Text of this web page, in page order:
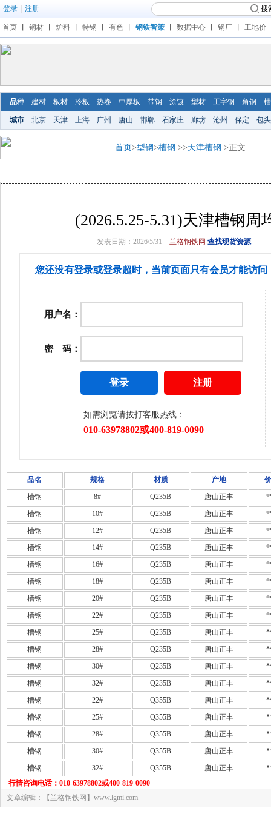
登录 注册 搜
首页 钢材 炉料 特钢 有色 钢铁智策 数据中心 钢厂 工地价
品种 建材 板材 冷板 热卷 中厚板 带钢 涂镀 型材 工字钢 角钢
城市 北京 天津 上海 广州 唐山 邯郸 石家庄 廊坊 沧州 保定 包头
首页>型钢>槽钢 >>天津槽钢 >正文
(2026.5.25-5.31)天津槽钢周
发表日期：2026/5/31 兰格钢铁网 查找现货资源
品名 规格 材质 产地
槽钢
8# Q235B 唐山正丰
槽钢
10# Q235B 唐山正丰
槽钢
12# Q235B 唐山正丰
槽钢
14# Q235B 唐山正丰
槽钢
16# Q235B 唐山正丰
槽钢
18# Q235B 唐山正丰
槽钢
20# Q235B 唐山正丰
槽钢
22# Q235B 唐山正丰
槽钢
25# Q235B 唐山正丰
槽钢
28# Q235B 唐山正丰
槽钢
30# Q235B 唐山正丰
槽钢
32# Q235B 唐山正丰
槽钢
22# Q355B 唐山正丰
槽钢
25# Q355B 唐山正丰
槽钢
28# Q355B 唐山正丰
槽钢
30# Q355B 唐山正丰
槽钢
32# Q355B 唐山正丰
行情咨询电话：010-63978802或400-819-0090
文章编辑：【兰格钢铁网】www.lgmi.com